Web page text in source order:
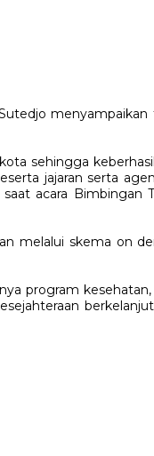
sehingga
jajaran serta
acara Bimbingan
melalui skema on
program